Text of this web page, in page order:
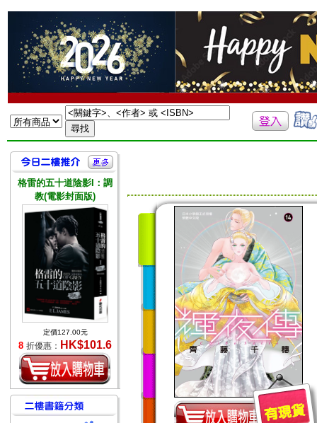
格雷的五十道陰影I：調
教(電影封面版)
定價127.00元
8 折優惠： HK$101.6